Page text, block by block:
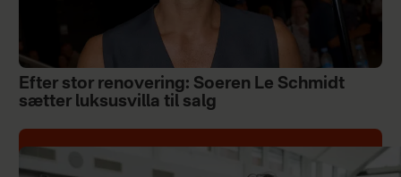
Efter stor renovering: Soeren Le Schmidt
sætter luksusvilla til salg